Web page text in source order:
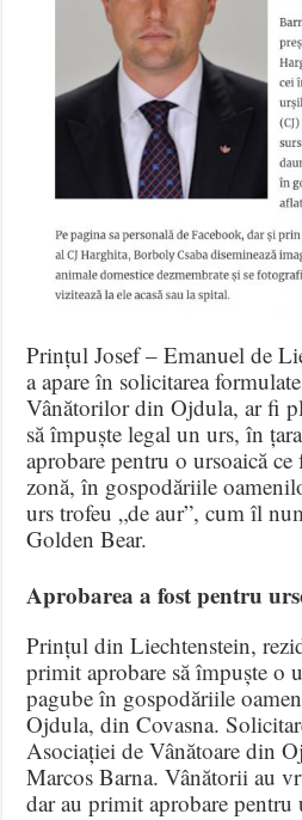
Prințul Josef – Emanuel de
a apare în solicitarea
Vânătorilor din Ojdula, ar fi
să împuște legal un urs, în
aprobare pentru o ursoaică ce
zonă, în gospodăriile
urs trofeu „de aur”, cum îl
Golden Bear.
Aprobarea a fost pentru
Prințul din Liechtenstein,
primit aprobare să împuște o
pagube în gospodăriile
Ojdula, din Covasna.
Asociației de Vânătoare din
Marcos Barna. Vânătorii au
dar au primit aprobare pentru